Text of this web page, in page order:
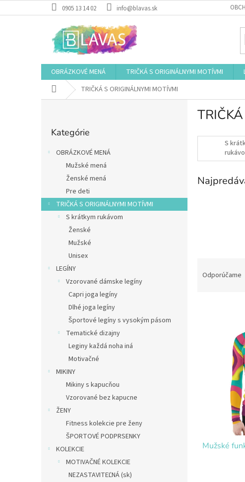
na
0905 13 14 02 info@blavas.sk
OBRÁZKOVÉ MENÁ TRIČKÁ S ORIGINÁLNYMI MOTÍVMI
Domov TRIČKÁ S ORIGINÁLNYMI MOTÍVMI
kategórie
Kategórie
OBRÁZKOVÉ MENÁ
Mužské mená
Ženské mená
Pre deti
TRIČKÁ S ORIGINÁLNYMI MOTÍVMI
S krátkym rukávom
Ženské
Mužské
Unisex
LEGÍNY
Vzorované dámske legíny
Capri joga legíny
Dlhé joga legíny
Športové legíny s vysokým pásom
Tematické dizajny
Leginy každá noha iná
Motivačné
MIKINY
Mikiny s kapucňou
Vzorované bez kapucne
ŽENY
Fitness kolekcie pre ženy
ŠPORTOVÉ PODPRSENKY
KOLEKCIE
MOTIVAČNÉ KOLEKCIE
NEZASTAVITEĽNÁ (sk)
S
Odporúčame
Mužské